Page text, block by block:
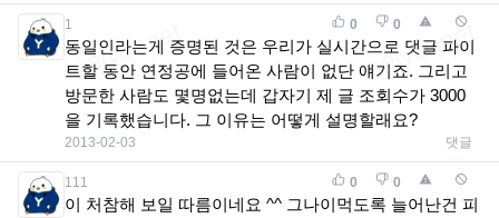
1 0 0
동일인라는게 증명된 것은 우리가 실시간으로 댓글 파이
트할 동안 연정공에 들어온 사람이 없단 얘기죠. 그리고
방문한 사람도 몇명없는데 갑자기 제 글 조회수가 3000
을 기록했습니다. 그 이유는 어떻게 설명할래요?
2013-02-03 댓글
111 0 0
이 처참해 보일 따름이네요 ^^ 그나이먹도록 늘어난건 피